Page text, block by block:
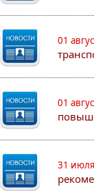
01
01
31